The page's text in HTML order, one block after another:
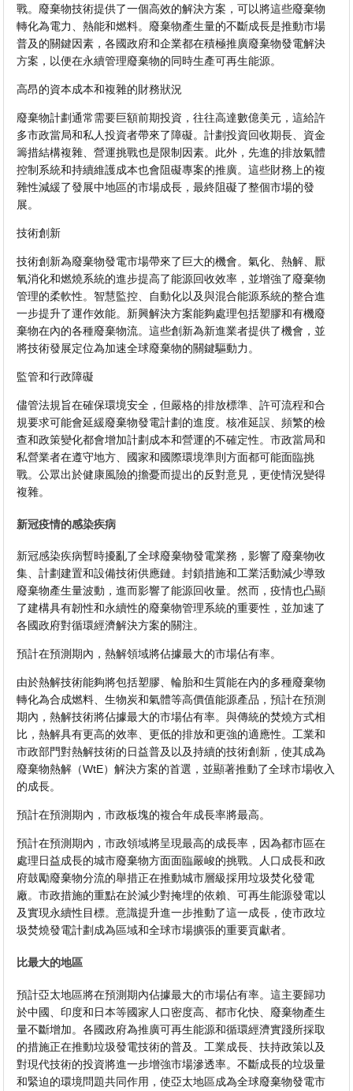
戰。廢棄物技術提供了一個高效的解決方案，可以將這些廢棄物
轉化為電力、熱能和燃料。廢棄物產生量的不斷成長是推動市場
普及的關鍵因素，各國政府和企業都在積極推廣廢棄物發電解決
方案，以便在永續管理廢棄物的同時生產可再生能源。
高昂的資本成本和複雜的財務狀況
廢棄物計劃通常需要巨額前期投資，往往高達數億美元，這給許
多市政當局和私人投資者帶來了障礙。計劃投資回收期長、資金
籌措結構複雜、營運挑戰也是限制因素。此外，先進的排放氣體
控制系統和持續維護成本也會阻礙專案的推廣。這些財務上的複
雜性減緩了發展中地區的市場成長，最終阻礙了整個市場的發
展。
技術創新
技術創新為廢棄物發電市場帶來了巨大的機會。氣化、熱解、厭
氧消化和燃燒系統的進步提高了能源回收效率，並增強了廢棄物
管理的柔軟性。智慧監控、自動化以及與混合能源系統的整合進
一步提升了運作效能。新興解決方案能夠處理包括塑膠和有機廢
棄物在內的各種廢棄物流。這些創新為新進業者提供了機會，並
將技術發展定位為加速全球廢棄物的關鍵驅動力。
監管和行政障礙
儘管法規旨在確保環境安全，但嚴格的排放標準、許可流程和合
規要求可能會延緩廢棄物發電計劃的進度。核准延誤、頻繁的檢
查和政策變化都會增加計劃成本和營運的不確定性。市政當局和
私營業者在遵守地方、國家和國際環境準則方面都可能面臨挑
戰。公眾出於健康風險的擔憂而提出的反對意見，更使情況變得
複雜。
新冠疫情的感染疾病
新冠感染疾病暫時擾亂了全球廢棄物發電業務，影響了廢棄物收
集、計劃建置和設備技術供應鏈。封鎖措施和工業活動減少導致
廢棄物產生量波動，進而影響了能源回收量。然而，疫情也凸顯
了建構具有韌性和永續性的廢棄物管理系統的重要性，並加速了
各國政府對循環經濟解決方案的關注。
預計在預測期內，熱解領域將佔據最大的市場佔有率。
由於熱解技術能夠將包括塑膠、輪胎和生質能在內的多種廢棄物
轉化為合成燃料、生物炭和氣體等高價值能源產品，預計在預測
期內，熱解技術將佔據最大的市場佔有率。與傳統的焚燒方式相
比，熱解具有更高的效率、更低的排放和更強的適應性。工業和
市政部門對熱解技術的日益普及以及持續的技術創新，使其成為
廢棄物熱解（WtE）解決方案的首選，並顯著推動了全球市場收入
的成長。
預計在預測期內，市政板塊的複合年成長率將最高。
預計在預測期內，市政領域將呈現最高的成長率，因為都市區在
處理日益成長的城市廢棄物方面面臨嚴峻的挑戰。人口成長和政
府鼓勵廢棄物分流的舉措正在推動城市層級採用垃圾焚化發電
廠。市政措施的重點在於減少對掩埋的依賴、可再生能源發電以
及實現永續性目標。意識提升進一步推動了這一成長，使市政垃
圾焚燒發電計劃成為區域和全球市場擴張的重要貢獻者。
比最大的地區
預計亞太地區將在預測期內佔據最大的市場佔有率。這主要歸功
於中國、印度和日本等國家人口密度高、都市化快、廢棄物產生
量不斷增加。各國政府為推廣可再生能源和循環經濟實踐所採取
的措施正在推動垃圾發電技術的普及。工業成長、扶持政策以及
對現代技術的投資將進一步增強市場滲透率。不斷成長的垃圾量
和緊迫的環境問題共同作用，使亞太地區成為全球廢棄物發電市